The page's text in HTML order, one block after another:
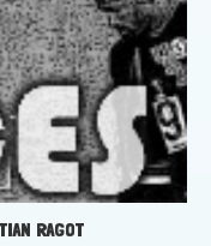
RAGOT